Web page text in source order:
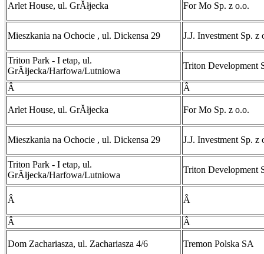
Arlet House, ul. GrĂłjecka For Mo Sp. z o.o.
Mieszkania na Ochocie , ul. Dickensa 29 J.J. Investment Sp. z
Triton Park - I etap, ul.
GrĂłjecka/Harfowa/Lutniowa
Triton Development
Â Â
Arlet House, ul. GrĂłjecka For Mo Sp. z o.o.
Mieszkania na Ochocie , ul. Dickensa 29 J.J. Investment Sp. z
Triton Park - I etap, ul.
GrĂłjecka/Harfowa/Lutniowa
Triton Development
Â Â
Â Â
Dom Zachariasza, ul. Zachariasza 4/6 Tremon Polska SA